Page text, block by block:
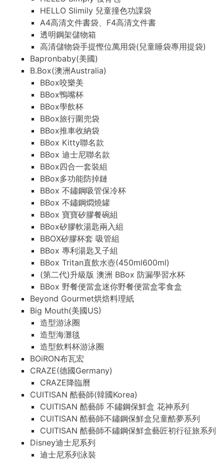
HELLO Slimily 兒童撞色功課袋
A4高清文件書袋、F4高清文件書
透明鋼架儲物箱
高清儲物袋手提慳位萬用袋(兒童睡袋專用提袋)
Bapronbaby(美國)
B.Box(澳洲Australia)
BBox咬樂美
BBox鴨嘴杯
BBox學飲杯
BBox旅行圍兜袋
BBox推車收納袋
BBox Kitty聯名款
BBox 迪士尼聯名款
BBox四合一套裝組
BBox多功能防掉鏈
BBox 不鏽鋼吸管保冷杯
BBox 不鏽鋼燜燒罐
BBox 寶寶矽膠餐碗組
BBox矽膠軟湯匙兩入組
BBOX矽膠杯套 吸管組
BBox 專利湯匙叉子組
BBox Tritan直飲水壺(450ml600ml)
(第二代)升級版 澳洲 BBox 防漏學習水杯
BBox 野餐便當盒迷你野餐便當盒零食盒
Beyond Gourmet烘焙料理紙
Big Mouth(美國US)
造型游泳圈
造型海灘毯
造型飲料杯游泳圈
BOiRON布瓦宏
CRAZE(德國Germany)
CRAZE降臨曆
CUITISAN 酷藝師(韓國Korea)
CUITISAN 酷藝師 不鏽鋼保鮮盒 花神系列
CUITISAN 酷藝師不鏽鋼保鮮盒兒童酷夢系列
CUITISAN 酷藝師不鏽鋼保鮮盒藝匠初行征旅系列
Disney迪士尼系列
迪士尼系列泳裝